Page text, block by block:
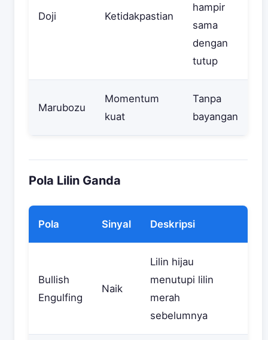
Doji Ketidakpastian
hampir
sama
dengan
tutup
Marubozu
Momentum
kuat
Tanpa
bayangan
Pola Lilin Ganda
Pola Sinyal Deskripsi
Bullish
Engulfing
Naik
Lilin hijau
menutupi lilin
merah
sebelumnya